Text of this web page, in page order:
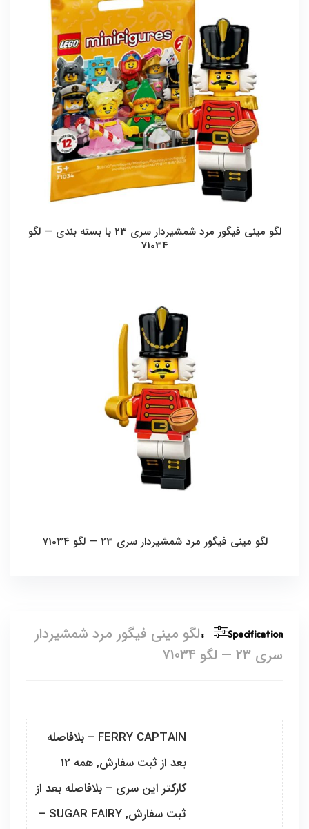
لگو مینی فیگور مرد شمشیردار سری 23 با بسته بندی — لگو
71034
لگو مینی فیگور مرد شمشیردار سری 23 — لگو 71034
Specification:
لگو مینی فیگور مرد شمشیردار
سری 23 — لگو 71034
FERRY CAPTAIN – بلافاصله
بعد از ثبت سفارش, همه 12
کارکتر این سری – بلافاصله بعد از
ثبت سفارش, SUGAR FAIRY –